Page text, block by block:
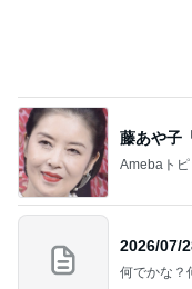
藤あや子
Amebaトピ
2026/07/
何でかな？